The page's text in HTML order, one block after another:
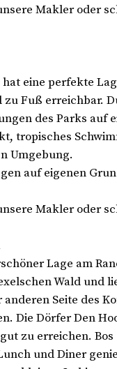
Makler oder
eine perfekte
Fuß erreichbar.
des Parks auf
tropisches
Umgebung.
auf eigenen
Makler oder
Lage am
Wald und
Seite des
Die Dörfer Den
zu erreichen.
und Diner